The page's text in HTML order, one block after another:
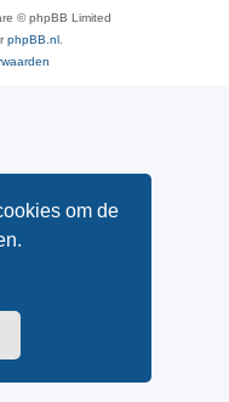
om de
© phpBB Limited
phpBB.nl